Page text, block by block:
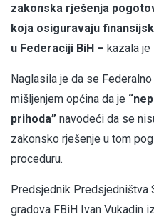
zakonska rješenja
koja osiguravaju
u Federaciji BiH – kazala
Naglasila je da se
mišljenjem općina da je
prihoda” navodeći da se
zakonsko rješenje u tom
proceduru.
Predsjednik Predsjedništva
gradova FBiH Ivan Vukadin